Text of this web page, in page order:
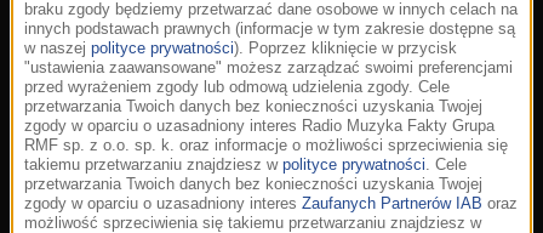
braku zgody będziemy przetwarzać dane osobowe w innych celach na
innych podstawach prawnych (informacje w tym zakresie dostępne są
w naszej polityce prywatności). Poprzez kliknięcie w przycisk
"ustawienia zaawansowane" możesz zarządzać swoimi preferencjami
przed wyrażeniem zgody lub odmową udzielenia zgody. Cele
przetwarzania Twoich danych bez konieczności uzyskania Twojej
zgody w oparciu o uzasadniony interes Radio Muzyka Fakty Grupa
RMF sp. z o.o. sp. k. oraz informacje o możliwości sprzeciwienia się
takiemu przetwarzaniu znajdziesz w polityce prywatności. Cele
przetwarzania Twoich danych bez konieczności uzyskania Twojej
zgody w oparciu o uzasadniony interes Zaufanych Partnerów IAB oraz
możliwość sprzeciwienia się takiemu przetwarzaniu znajdziesz w